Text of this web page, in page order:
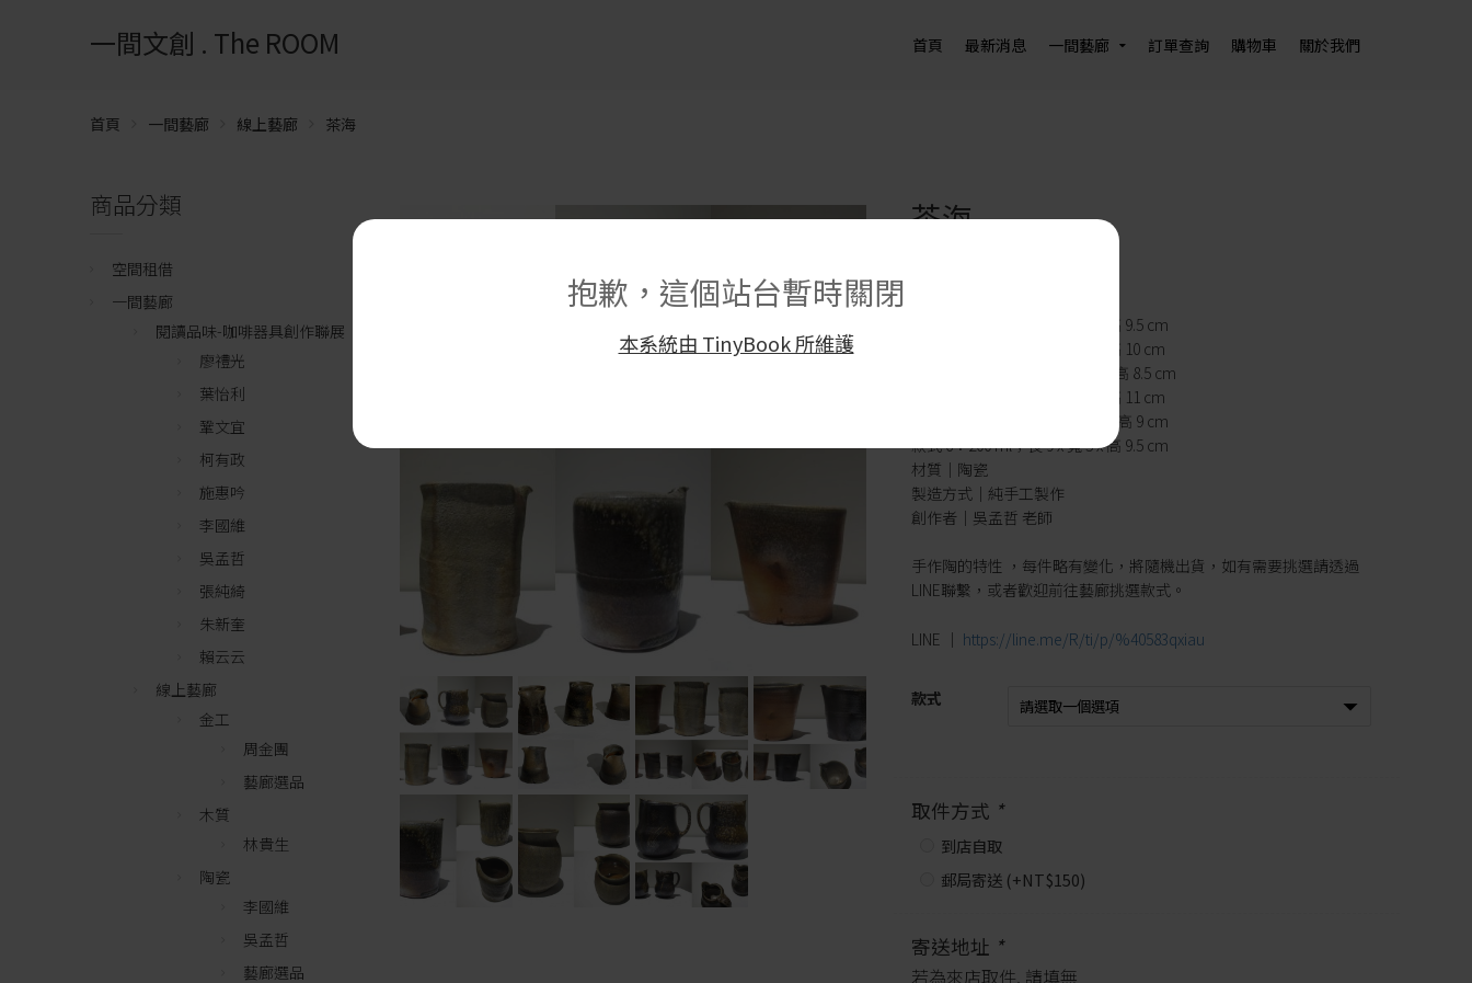
抱歉，這個站台暫時關閉
本系統由 TinyBook 所維護
一間文創 . The ROOM 首頁 最新消息 一間藝廊 訂單查詢 購物車 關於我們
首頁 一間藝廊 線上藝廊 茶海
茶海
款式 1：200 ml；長 7 x 寬 7 x 高 9.5 cm
款式 2：200 ml；長 8 x 寬 8 x 高 10 cm
款式 3：200 ml；長 10 x 寬 8 x 高 8.5 cm
款式 4：350 ml；長 9 x 寬 8 x 高 11 cm
款式 5：200 ml；長 8 x 寬 7.5 x 高 9 cm
款式 6：200 ml；長 9 x 寬 5 x 高 9.5 cm
材質｜陶瓷
製造方式｜純手工製作
創作者｜吳孟哲 老師
手作陶的特性 ，每件略有變化，將隨機出貨，如有需要挑選請透過
LINE聯繫，或者歡迎前往藝廊挑選款式。
LINE │ https://line.me/R/ti/p/%40583qxiau
款式
取件方式 *
到店自取
郵局寄送 (+NT$150)
寄送地址 *
若為來店取件, 請填無
商品分類
空間租借
一間藝廊
閱讀品味-咖啡器具創作聯展
廖禮光
葉怡利
鞏文宜
柯有政
施惠吟
李國維
吳孟哲
張純綺
朱新奎
賴云云
線上藝廊
金工
周金團
藝廊選品
木質
林貴生
陶瓷
李國維
吳孟哲
藝廊選品